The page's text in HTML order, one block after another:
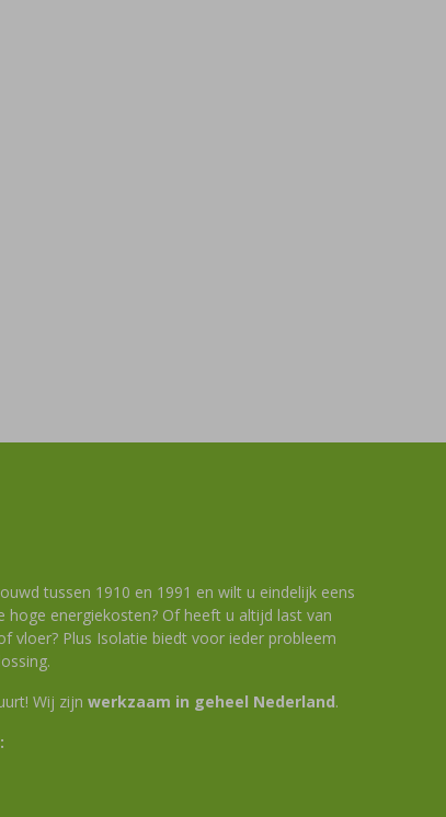
tussen 1910 en 1991 en wilt u eindelijk eens
hoge energiekosten? Of heeft u altijd last van
vloer? Plus Isolatie biedt voor ieder probleem
Wij zijn werkzaam in geheel Nederland.